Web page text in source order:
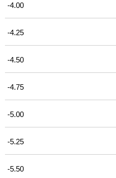
-4.00
-4.25
-4.50
-4.75
-5.00
-5.25
-5.50